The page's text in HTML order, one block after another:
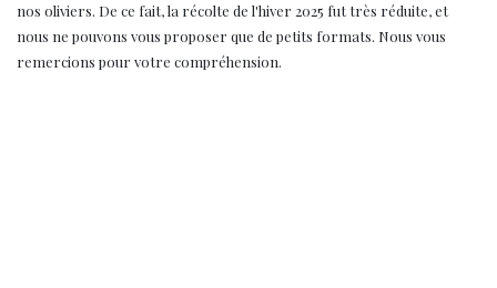
nos oliviers. De ce fait, la récolte de l'hiver 2025 fut très réduite, et
nous ne pouvons vous proposer que de petits formats. Nous vous
remercions pour votre compréhension.